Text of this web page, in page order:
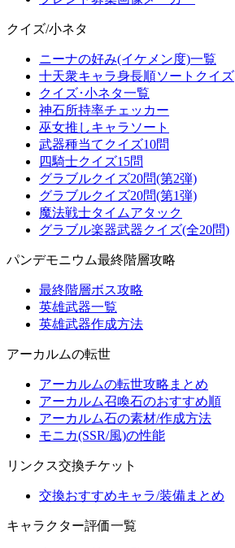
クイズ/小ネタ
ニーナの好み(イケメン度)一覧
十天衆キャラ身長順ソートクイズ
クイズ･小ネタ一覧
神石所持率チェッカー
巫女推しキャラソート
武器種当てクイズ10問
四騎士クイズ15問
グラブルクイズ20問(第2弾)
グラブルクイズ20問(第1弾)
魔法戦士タイムアタック
グラブル楽器武器クイズ(全20問)
パンデモニウム最終階層攻略
最終階層ボス攻略
英雄武器一覧
英雄武器作成方法
アーカルムの転世
アーカルムの転世攻略まとめ
アーカルム召喚石のおすすめ順
アーカルム石の素材/作成方法
モニカ(SSR/風)の性能
リンクス交換チケット
交換おすすめキャラ/装備まとめ
キャラクター評価一覧